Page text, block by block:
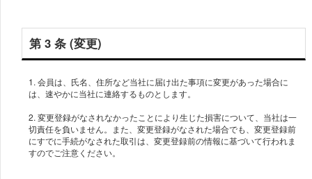
第 3 条 (変更)
1. 会員は、氏名、住所など当社に届け出た事項に変更があった場合に
は、速やかに当社に連絡するものとします。
2. 変更登録がなされなかったことにより生じた損害について、当社は一
切責任を負いません。また、変更登録がなされた場合でも、変更登録前
にすでに手続がなされた取引は、変更登録前の情報に基づいて行われま
すのでご注意ください。